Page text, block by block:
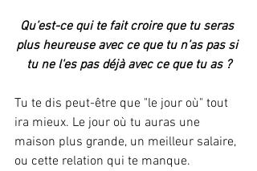
Qu’est-ce qui te fait croire que tu seras
plus heureuse avec ce que tu n’as pas si
tu ne l'es pas déjà avec ce que tu as ?
Tu te dis peut-être que "le jour où" tout
ira mieux. Le jour où tu auras une
maison plus grande, un meilleur salaire,
ou cette relation qui te manque.